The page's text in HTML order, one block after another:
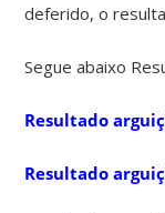
deferido, o
Segue abaixo
Resultado
Resultado